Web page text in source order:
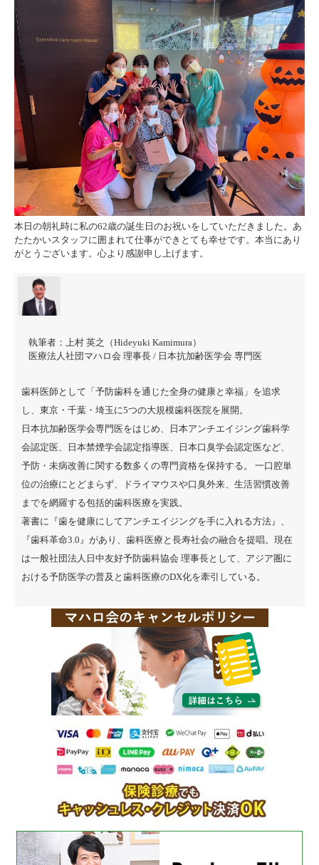
本日の朝礼時に私の62歳の誕生日のお祝いをしていただきました。あ
たたかいスタッフに囲まれて仕事ができとても幸せです。本当にあり
がとうございます。心より感謝申し上げます。
執筆者： 上村 英之（Hideyuki Kamimura）
医療法人社団マハロ会 理事長 / 日本抗加齢医学会 専門医
歯科医師として「予防歯科を通じた全身の健康と幸福」を追求
し、東京・千葉・埼玉に5つの大規模歯科医院を展開。
日本抗加齢医学会専門医をはじめ、日本アンチエイジング歯科学
会認定医、日本禁煙学会認定指導医、日本口臭学会認定医など、
予防・未病改善に関する数多くの専門資格を保持する。 一口腔単
位の治療にとどまらず、ドライマウスや口臭外来、生活習慣改善
までを網羅する包括的歯科医療を実践。
著書に『歯を健康にしてアンチエイジングを手に入れる方法』、
『歯科革命3.0』があり、歯科医療と長寿社会の融合を提唱。現在
は一般社団法人日中友好予防歯科協会 理事長として、アジア圏に
おける予防医学の普及と歯科医療のDX化を牽引している。